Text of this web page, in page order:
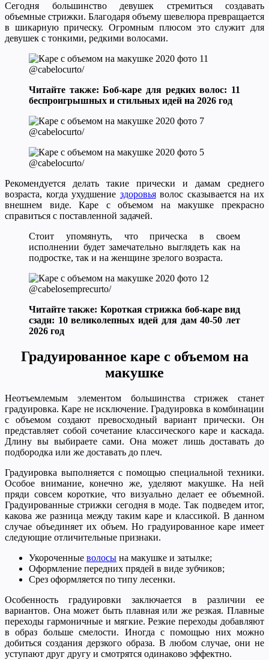
Сегодня большинство девушек стремиться создавать
объемные стрижки. Благодаря объему шевелюра превращается
в шикарную прическу. Огромным плюсом это служит для
девушек с тонкими, редкими волосами.
@cabelocurto/
Читайте также: Боб-каре для редких волос: 11
беспроигрышных и стильных идей на 2026 год
@cabelocurto/
@cabelocurto/
Рекомендуется делать такие прически и дамам среднего
возраста, когда ухудшение здоровьяволос сказывается на их
внешнем виде. Каре с объемом на макушке прекрасно
справиться с поставленной задачей.
Стоит упомянуть, что прическа в своем
исполнении будет замечательно выглядеть как на
подростке, так и на женщине зрелого возраста.
@cabelosemprecurto/
Читайте также: Короткая стрижка боб-каре вид
сзади: 10 великолепных идей для дам 40-50 лет
2026 год
Градуированное каре с объемом на
макушке
Неотъемлемым элементом большинства стрижек станет
градуировка. Каре не исключение. Градуировка в комбинации
с объемом создают превосходный вариант прически. Он
представляет собой сочетание классического каре и каскада.
Длину вы выбираете сами. Она может лишь доставать до
подбородка или же доставать до плеч.
Градуировка выполняется с помощью специальной техники.
Особое внимание, конечно же, уделяют макушке. На ней
пряди совсем короткие, что визуально делает ее объемной.
Градуированные стрижки сегодня в моде. Так подведем итог,
какова же разница между таким каре и классикой. В данном
случае объединяет их объем. Но градуированное каре имеет
следующие отличительные признаки.
Укороченные волосы на макушке и затылке;
Оформление передних прядей в виде зубчиков;
Срез оформляется по типу лесенки.
Особенность градуировки заключается в различии ее
вариантов. Она может быть плавная или же резкая. Плавные
переходы гармоничные и мягкие. Резкие переходы добавляют
в образ больше смелости. Иногда с помощью них можно
добиться создания дерзкого образа. В любом случае, они не
уступают друг другу и смотрятся одинаково эффектно.